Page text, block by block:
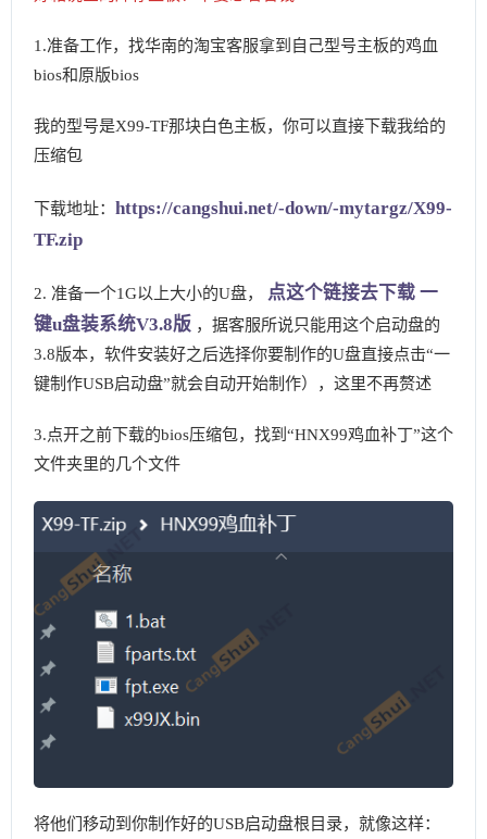
1.准备工作，找华南的淘宝客服拿到自己型号主板的鸡血
bios和原版bios
我的型号是X99-TF那块白色主板，你可以直接下载我给的
压缩包
下载地址： https://cangshui.net/-down/-mytargz/X99-
TF.zip
2. 准备一个1G以上大小的U盘， 点这个链接去下载 一
键u盘装系统V3.8版 ，据客服所说只能用这个启动盘的
3.8版本，软件安装好之后选择你要制作的U盘直接点击“一
键制作USB启动盘”就会自动开始制作），这里不再赘述
3.点开之前下载的bios压缩包，找到“HNX99鸡血补丁”这个
文件夹里的几个文件
将他们移动到你制作好的USB启动盘根目录，就像这样：